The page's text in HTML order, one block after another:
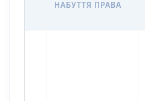
НАБУТТЯ ПРАВА